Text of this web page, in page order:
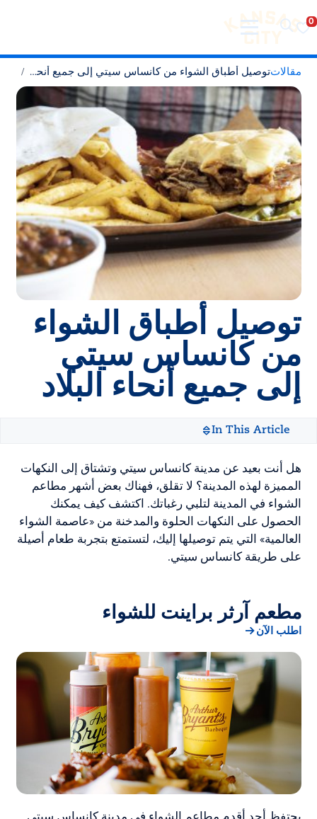
تفضل بزيارة مدينة كانساس سيتي
الانتقال إلى المحتوى
مقالات توصيل أطباق الشواء من كانساس سيتي إلى جميع أنحاء البلاد
توصيل أطباق الشواء
من كانساس سيتي
إلى جميع أنحاء البلاد
In This Article
هل أنت بعيد عن مدينة كانساس سيتي وتشتاق إلى النكهات
المميزة لهذه المدينة؟ لا تقلق، فهناك بعض أشهر مطاعم
الشواء في المدينة لتلبي رغباتك. اكتشف كيف يمكنك
الحصول على النكهات الحلوة والمدخنة من «عاصمة الشواء
العالمية» التي يتم توصيلها إليك، لتستمتع بتجربة طعام أصيلة
على طريقة كانساس سيتي.
مطعم آرثر براينت للشواء
اطلب الآن